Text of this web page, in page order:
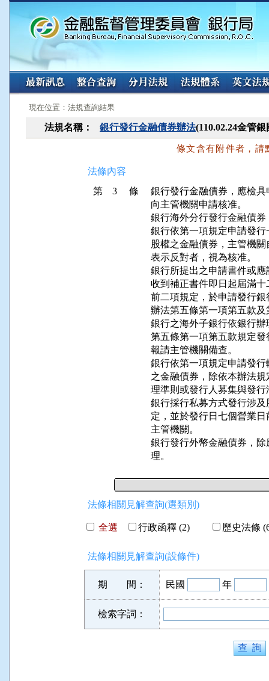
:::
現在位置：法規查詢結果
法規名稱： 銀行發行金融債券辦法(110.02.24金管
條文含有附件者，請
法條內容
第 3 條
銀行發行金融債券，應檢
向主管機關申請核准。
銀行海外分行發行金融債
銀行依第一項規定申請發
股權之金融債券，主管機
表示反對者，視為核准。
銀行所提出之申請書件或
收到補正書件即日起屆滿
前二項規定，於申請發行
辦法第五條第一項第五款
銀行之海外子銀行依銀行
第五條第一項第五款規定
報請主管機關備查。
銀行依第一項規定申請發
之金融債券，除依本辦法
理準則或發行人募集與發
銀行採行私募方式發行涉
定，並於發行日七個營業
主管機關。
銀行發行外幣金融債券，
理。
法條相關見解查詢(選類別)
全選 行政函釋 (2) 歷史法條
法條相關見解查詢(設條件)
期 間： 民國 年
檢索字詞：